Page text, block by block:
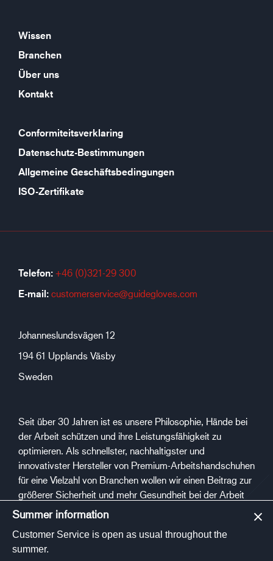
Wissen
Branchen
Über uns
Kontakt
Conformiteitsverklaring
Datenschutz-Bestimmungen
Allgemeine Geschäftsbedingungen
ISO-Zertifikate
Telefon: +46 (0)321-29 300
E-mail: customerservice@guidegloves.com
Johanneslundsvägen 12
194 61 Upplands Väsby
Sweden
Seit über 30 Jahren ist es unsere Philosophie, Hände bei
der Arbeit schützen und ihre Leistungsfähigkeit zu
optimieren. Als schnellster, nachhaltigster und
innovativster Hersteller von Premium-Arbeitshandschuhen
für eine Vielzahl von Branchen wollen wir einen Beitrag zur
größerer Sicherheit und mehr Gesundheit bei der Arbeit
leisten.
Sozialen Medien
Summer information
Customer Service is open as usual throughout the
summer.